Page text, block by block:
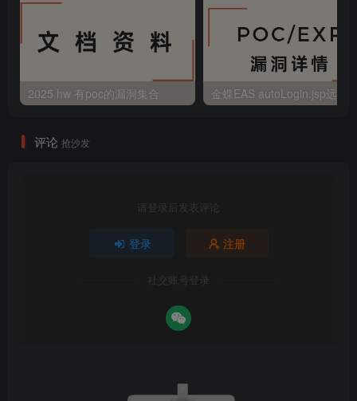
2025 hw 有poc的漏洞集合
评论 抢沙发
请登录后发表评论
登录 注册
社交账号登录